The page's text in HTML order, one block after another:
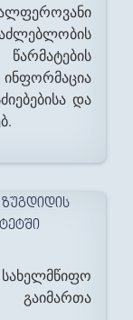
ინფორმაცია
და
ᲖᲣᲒᲓᲘᲓᲘᲡ
გაიმართა